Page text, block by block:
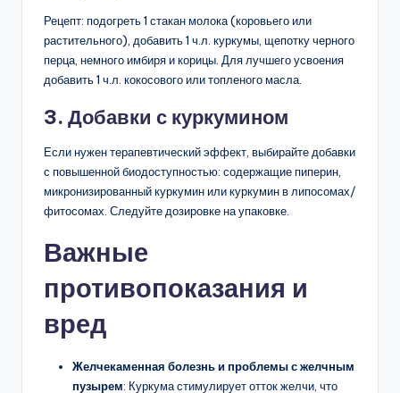
Рецепт: подогреть 1 стакан молока (коровьего или
растительного), добавить 1 ч.л. куркумы, щепотку черного
перца, немного имбиря и корицы. Для лучшего усвоения
добавить 1 ч.л. кокосового или топленого масла.
3. Добавки с куркумином
Если нужен терапевтический эффект, выбирайте добавки
с повышенной биодоступностью: содержащие пиперин,
микронизированный куркумин или куркумин в липосомах/
фитосомах. Следуйте дозировке на упаковке.
Важные
противопоказания и
вред
Желчекаменная болезнь и проблемы с желчным
пузырем: Куркума стимулирует отток желчи, что